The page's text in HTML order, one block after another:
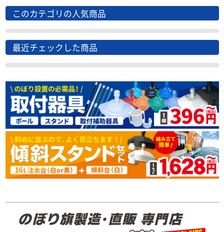
このカテゴリの人気商品
最近チェックした商品